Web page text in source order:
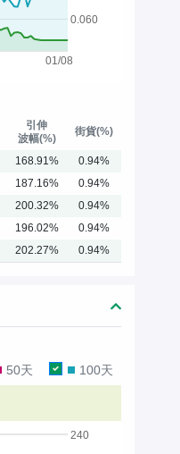
01/08
0.060
引伸
波幅(%)
街貨(%)
168.91%
0.94%
187.16%
0.94%
200.32%
0.94%
196.02%
0.94%
202.27% 0.94%
50天 100天
240